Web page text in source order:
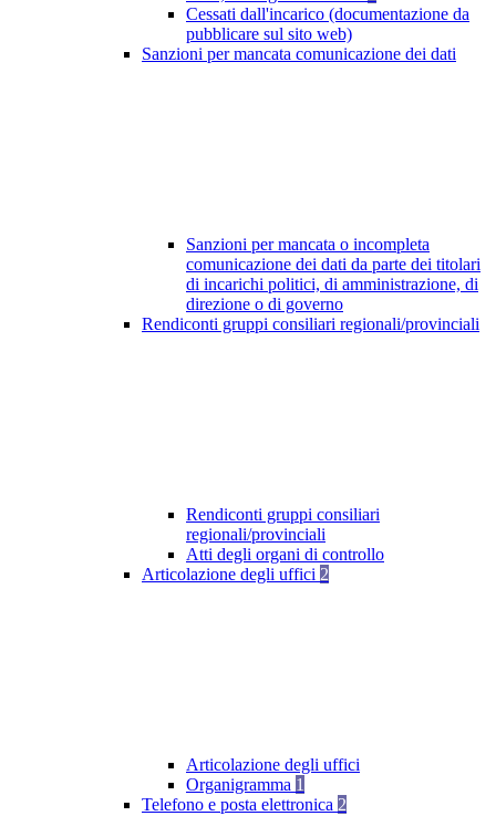
Cessati dall'incarico (documentazione da
pubblicare sul sito web)
Sanzioni per mancata comunicazione dei dati
Sanzioni per mancata o incompleta
comunicazione dei dati da parte dei titolari
di incarichi politici, di amministrazione, di
direzione o di governo
Rendiconti gruppi consiliari regionali/provinciali
Rendiconti gruppi consiliari
regionali/provinciali
Atti degli organi di controllo
Articolazione degli uffici 2
Articolazione degli uffici
Organigramma 1
Telefono e posta elettronica 2